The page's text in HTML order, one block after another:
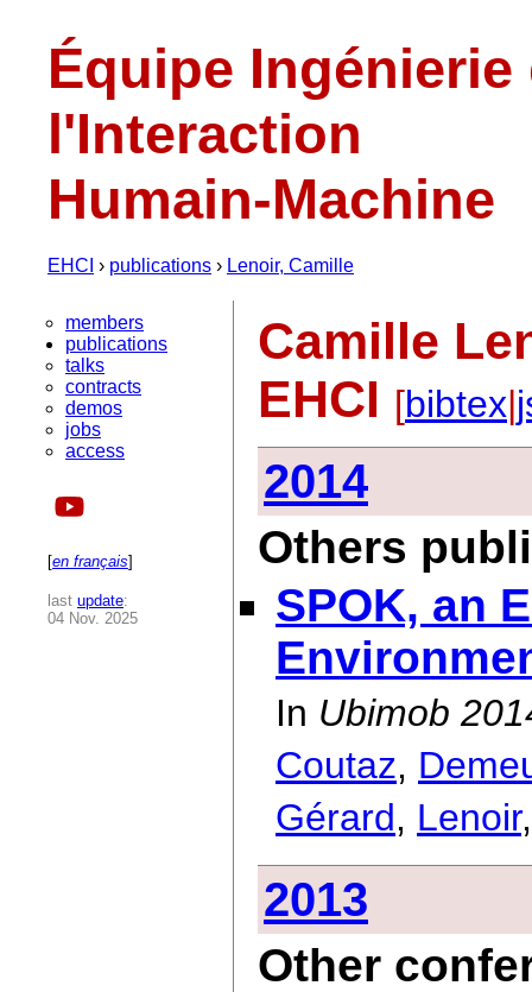
Équipe Ingénierie
l'Interaction
Humain-Machine
EHCI › publications › Lenoir, Camille
members
publications
talks
contracts
demos
jobs
access
[en français]
last update:
04 Nov. 2025
Camille
EHCI [bibtex|
2014
Others
SPOK, an
In Ubimob
Coutaz,
Gérard, Lenoir
2013
Other